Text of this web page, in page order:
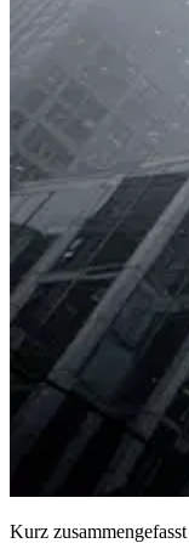
Kurz zusammengefasst